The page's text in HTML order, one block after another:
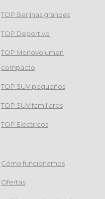
TOP Berlinas grandes
TOP Deportivo
TOP Monovolumen
compacto
TOP SUV pequeños
TOP SUV familiares
TOP Eléctricos
Cómo funcionamos
Ofertas